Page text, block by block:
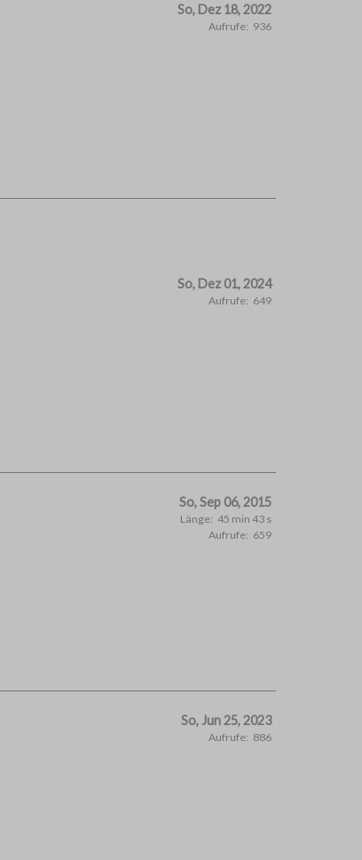
So, Dez 18, 2022
Aufrufe: 936
So, Dez 01, 2024
Aufrufe: 649
So, Sep 06, 2015
Länge: 45 min 43 s
Aufrufe: 659
So, Jun 25, 2023
Aufrufe: 886